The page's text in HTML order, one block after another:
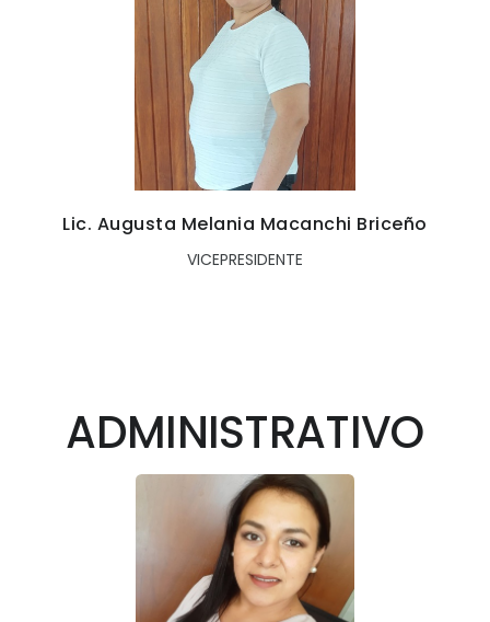
Lic. Augusta Melania Macanchi Briceño
VICEPRESIDENTE
ADMINISTRATIVO